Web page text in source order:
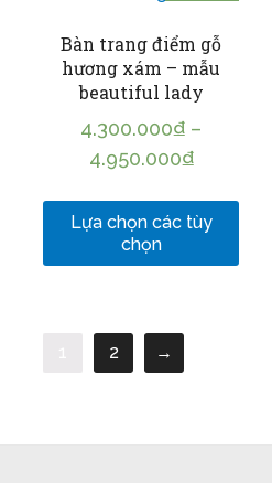
Bàn trang điểm gỗ
hương xám – mẫu
beautiful lady
4.300.000₫ –
4.950.000₫
Lựa chọn các tùy
chọn
2 →